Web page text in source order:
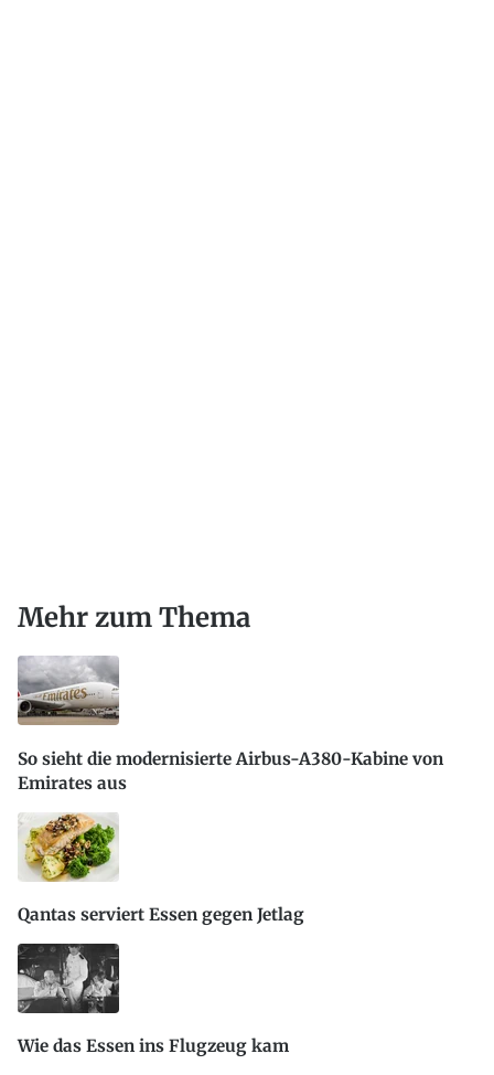
Mehr zum Thema
So sieht die modernisierte Airbus-A380-Kabine von
Emirates aus
Qantas serviert Essen gegen Jetlag
Wie das Essen ins Flugzeug kam